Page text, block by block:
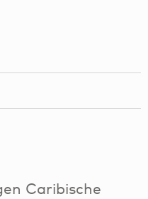
Caribische